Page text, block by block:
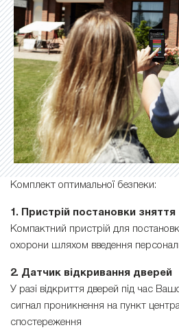
Комплект оптимальної безпеки:
1. Пристрій постановки зняття
Компактний пристрій для
охорони шляхом введення
2. Датчик відкривання дверей
У разі відкриття дверей під час
сигнал проникнення на пункт
спостереження